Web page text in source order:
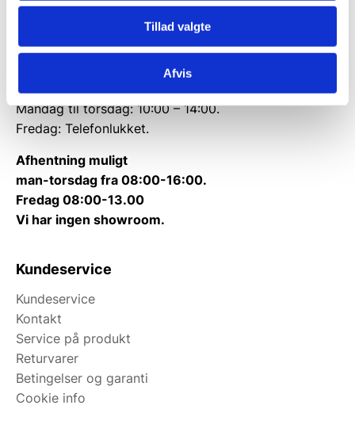
Tillad valgte
Afvis
Tlf.71 99 30 98
Mandag til torsdag: 10:00 – 14:00.
Fredag: Telefonlukket.
Afhentning muligt
man-torsdag fra 08:00-16:00.
Fredag 08:00-13.00
Vi har ingen showroom.
Kundeservice
Kundeservice
Kontakt
Service på produkt
Returvarer
Betingelser og garanti
Cookie info